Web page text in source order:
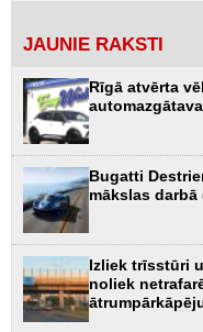
JAUNIE RAKSTI
Rīgā atvērta
Bugatti
mākslas darbā
Izliek trīsstūri
noliek